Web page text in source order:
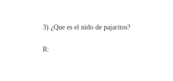
3) ¿Que es el nido de pajaritos?
R: